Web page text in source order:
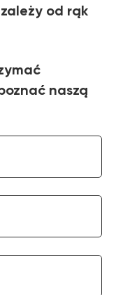
od rąk
naszą